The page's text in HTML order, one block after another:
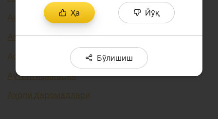
Акциядорлик жамияти
Амортизация (эскириш)
Асосий фоиз ставкаси
Аутентификация
Аҳоли даромадлари
Ҳа Йўқ
Бўлишиш